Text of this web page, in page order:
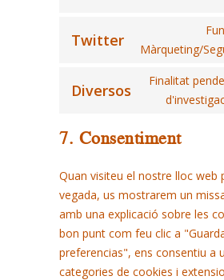
Twitter
Màrqueting/
Diversos
Finalitat
7. Consentiment
Quan visiteu el nostre lloc web
vegada, us mostrarem un
amb una explicació sobre les
bon punt com feu clic a
preferencias", ens consentiu a
categories de cookies i